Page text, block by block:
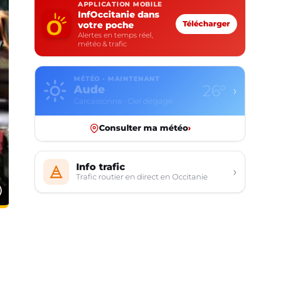
APPLICATION MOBILE
InfOccitanie dans
votre poche
Alertes en temps réel,
météo & trafic
Télécharger
MÉTÉO · MAINTENANT
Aude
Carcassonne · Ciel dégagé
26° ›
Consulter ma météo›
Info trafic
Trafic routier en direct en Occitanie ›